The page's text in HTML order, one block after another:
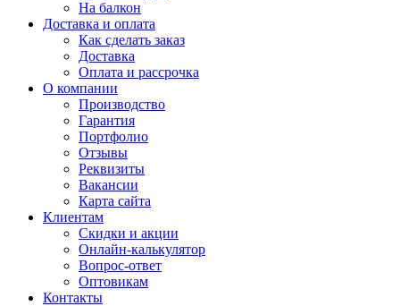
На балкон
Доставка и оплата
Как сделать заказ
Доставка
Оплата и рассрочка
О компании
Производство
Гарантия
Портфолио
Отзывы
Реквизиты
Вакансии
Карта сайта
Клиентам
Скидки и акции
Онлайн-калькулятор
Вопрос-ответ
Оптовикам
Контакты